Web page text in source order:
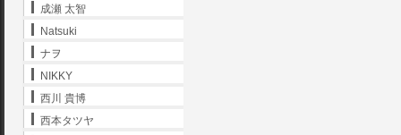
成瀬 太智
Natsuki
ナヲ
NIKKY
西川 貴博
西本タツヤ